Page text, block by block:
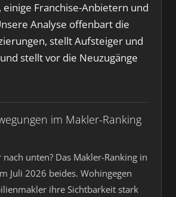
einige Franchise-Anbietern und
Analyse offenbart die
stellt Aufsteiger und
stellt vor die Neuzugänge
im Makler-Ranking
unten? Das Makler-Ranking in
Juli 2026 beides. Wohingegen
ihre Sichtbarkeit stark